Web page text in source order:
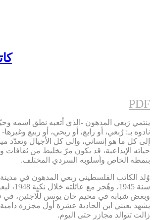
PDF
ينتمي رَبعي المدهون -الذي أتعبه نطق اسمه
نادوه بـ: رُبعي، أو رابع، أو ربحي، أو ربيع
إلى كل ما هو إنساني، وإلى كل الأجيال وتعدّد
حياته الإبداعية، قد يكون مرّ بخليط من ثقافات
بنمطه الخاص وأسلوبه السردي المختلف.
وُلد الكاتب الفلسطيني ربعي المدهون في
سنة 1945،
وبعض شبابه في مخيم خان يونس للّاجئين، في
يشهد بعيني ابن الحادية عشرة أول مجزرة
زالت تتوالد مجازر حتى اليوم.